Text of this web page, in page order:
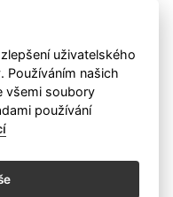
prostředků a hotelového
Úklidové stroje
uživatelského
Používáním našich
všemi soubory
používání